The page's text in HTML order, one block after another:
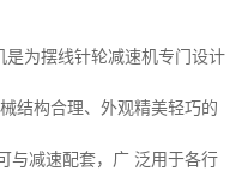
是为摆线针轮减速机专门设计
结构合理、外观精美轻巧的
与减速配套，广 泛用于各行